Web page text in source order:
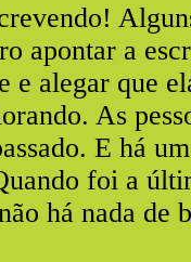
apontar a
e alegar que
As
E há
foi a
há nada de